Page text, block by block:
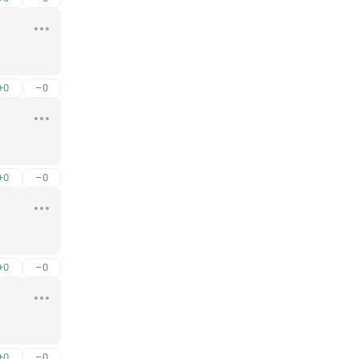
–0
–0
–0